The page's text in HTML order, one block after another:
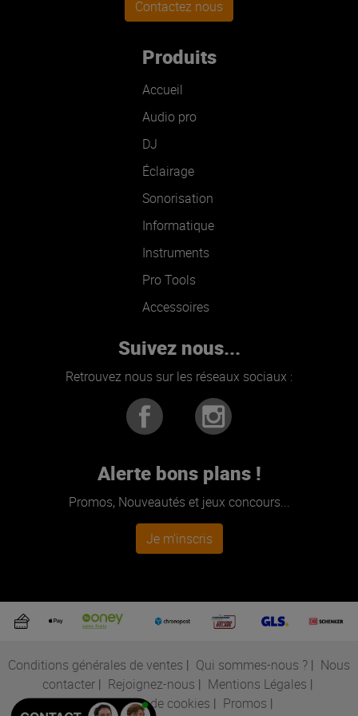
Contactez nous
Produits
Accueil
Audio pro
DJ
Éclairage
Sonorisation
Informatique
Instruments
Pro Tools
Accessoires
Suivez nous...
Retrouvez nous sur les réseaux sociaux :
Alerte bons plans !
Promos, Nouveautés et jeux concours...
Je m'inscris
Conditions générales de ventes | Qui sommes-nous ? | Nous
contacter| Rejoignez-nous | Mentions Légales |
Préférences de cookies | Promos |